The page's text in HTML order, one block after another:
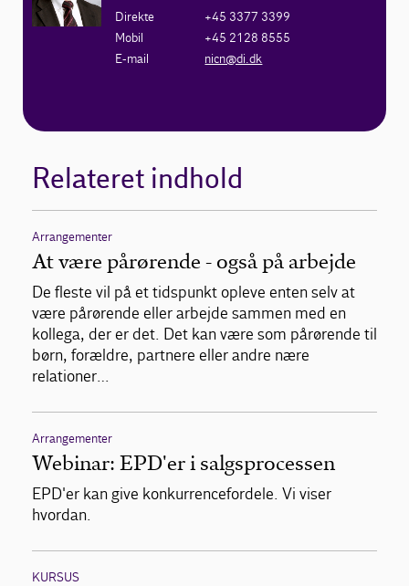
Direkte
+45 3377 3399
Mobil
+45 2128 8555
E-mail
nicn@di.dk
Relateret indhold
Arrangementer
At være pårørende - også på arbejde
De fleste vil på et tidspunkt opleve enten selv at
være pårørende eller arbejde sammen med en
kollega, der er det. Det kan være som pårørende til
børn, forældre, partnere eller andre nære
relationer…
Arrangementer
Webinar: EPD'er i salgsprocessen
EPD'er kan give konkurrencefordele. Vi viser
hvordan.
KURSUS